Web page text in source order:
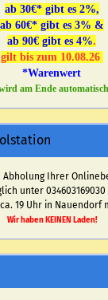
ab 30€* gibt es 2%,
ab 60€* gibt es 3% &
ab 90€ gibt es 4%.
gilt bis zum 10.08.26
*Warenwert
am Ende automatisch
Ihrer
unter 034603169030
19 Uhr in Nauendorf
Wir haben KEINEN Laden!